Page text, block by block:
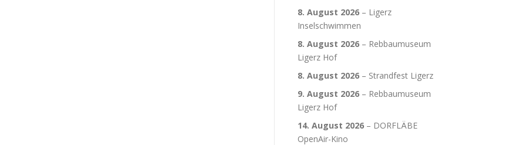
8. August 2026 – Ligerz
Inselschwimmen
8. August 2026 – Rebbaumuseum
Ligerz Hof
8. August 2026 – Strandfest Ligerz
9. August 2026 – Rebbaumuseum
Ligerz Hof
14. August 2026 – DORFLÄBE
OpenAir-Kino